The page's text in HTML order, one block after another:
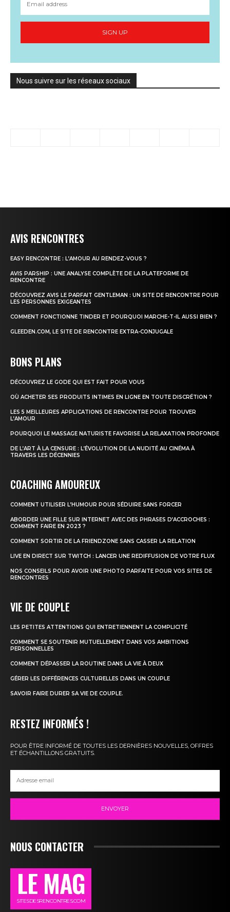
SIGN UP
Nous suivre sur les réseaux sociaux
AVIS RENCONTRES
EASY RENCONTRE : L’AMOUR AU RENDEZ-VOUS ?
AVIS PARSHIP : UNE ANALYSE COMPLÈTE DE LA PLATEFORME DE
RENCONTRE
DÉCOUVREZ AVIS LE PARFAIT GENTLEMAN : UN SITE DE RENCONTRE POUR
LES PERSONNES EXIGEANTES
COMMENT FONCTIONNE TINDER ET POURQUOI MARCHE-T-IL AUSSI BIEN ?
GLEEDEN.COM, LE SITE DE RENCONTRE EXTRA-CONJUGALE
BONS PLANS
DÉCOUVREZ LE GODE QUI EST FAIT POUR VOUS
OÙ ACHETER SES PRODUITS INTIMES EN LIGNE EN TOUTE DISCRÉTION ?
LES 5 MEILLEURES APPLICATIONS DE RENCONTRE POUR TROUVER
L’AMOUR
POURQUOI LE MASSAGE NATURISTE FAVORISE LA RELAXATION PROFONDE
DE L’ART À LA CENSURE : L’ÉVOLUTION DE LA NUDITÉ AU CINÉMA À
TRAVERS LES DÉCENNIES
COACHING AMOUREUX
COMMENT UTILISER L’HUMOUR POUR SÉDUIRE SANS FORCER
ABORDER UNE FILLE SUR INTERNET AVEC DES PHRASES D’ACCROCHES :
COMMENT FAIRE EN 2023 ?
COMMENT SORTIR DE LA FRIENDZONE SANS CASSER LA RELATION
LIVE EN DIRECT SUR TWITCH : LANCER UNE REDIFFUSION DE VOTRE FLUX
NOS CONSEILS POUR AVOIR UNE PHOTO PARFAITE POUR VOS SITES DE
RENCONTRES
VIE DE COUPLE
LES PETITES ATTENTIONS QUI ENTRETIENNENT LA COMPLICITÉ
COMMENT SE SOUTENIR MUTUELLEMENT DANS VOS AMBITIONS
PERSONNELLES
COMMENT DÉPASSER LA ROUTINE DANS LA VIE À DEUX
GÉRER LES DIFFÉRENCES CULTURELLES DANS UN COUPLE
SAVOIR FAIRE DURER SA VIE DE COUPLE.
RESTEZ INFORMÉS !
POUR ÊTRE INFORMÉ DE TOUTES LES DERNIÈRES NOUVELLES, OFFRES
ET ÉCHANTILLONS GRATUITS.
ENVOYER
NOUS CONTACTER
LE MAG
SITESDESRENCONTRES.COM